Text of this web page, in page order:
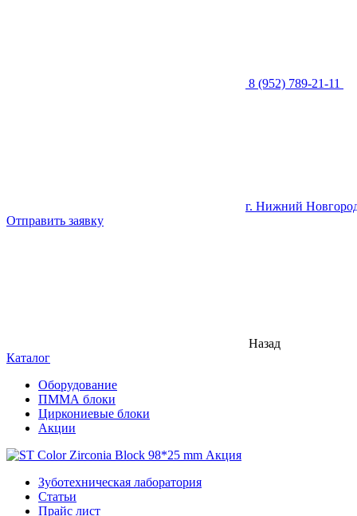
8 (952) 789-21-11
г. Нижний
Отправить заявку
Назад
Каталог
Оборудование
ПММА блоки
Циркониевые блоки
Акции
Зуботехническая лаборатория
Статьи
Прайс лист